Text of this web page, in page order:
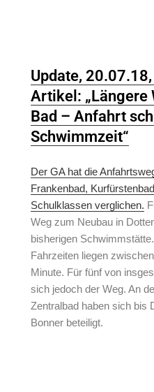
Update,
Artikel: „Längere
Bad – Anfahrt
Schwimmzeit“
Der GA hat die
Frankenbad,
Schulklassen verglichen.
Weg zum Neubau in
bisherigen
Fahrzeiten liegen
Minute. Für fünf von
sich jedoch der Weg. An
Zentralbad haben sich bis
Bonner beteiligt.